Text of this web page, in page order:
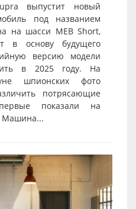
выпустит новый
под названием
на шасси MEB Short,
в основу будущего
версию модели
в 2025 году. На
шпионских фото
потрясающие
показали на
Машина...